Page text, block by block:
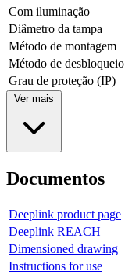
Com iluminação
Diâmetro da tampa
Método de montagem
Método de desbloqueio
Grau de proteção (IP)
Ver mais
Documentos
Deeplink product page
Deeplink REACH
Dimensioned drawing
Instructions for use